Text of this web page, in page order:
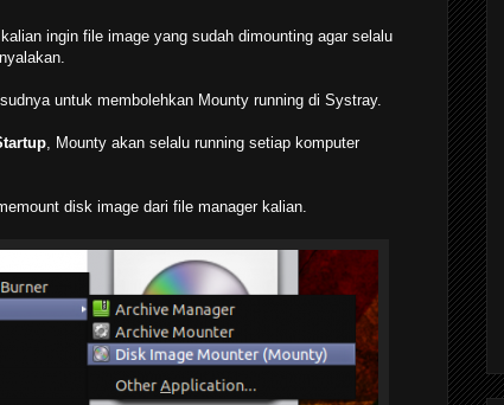
ingin file image yang sudah dimounting agar selalu
untuk membolehkan Mounty running di Systray.
, Mounty akan selalu running setiap komputer
disk image dari file manager kalian.